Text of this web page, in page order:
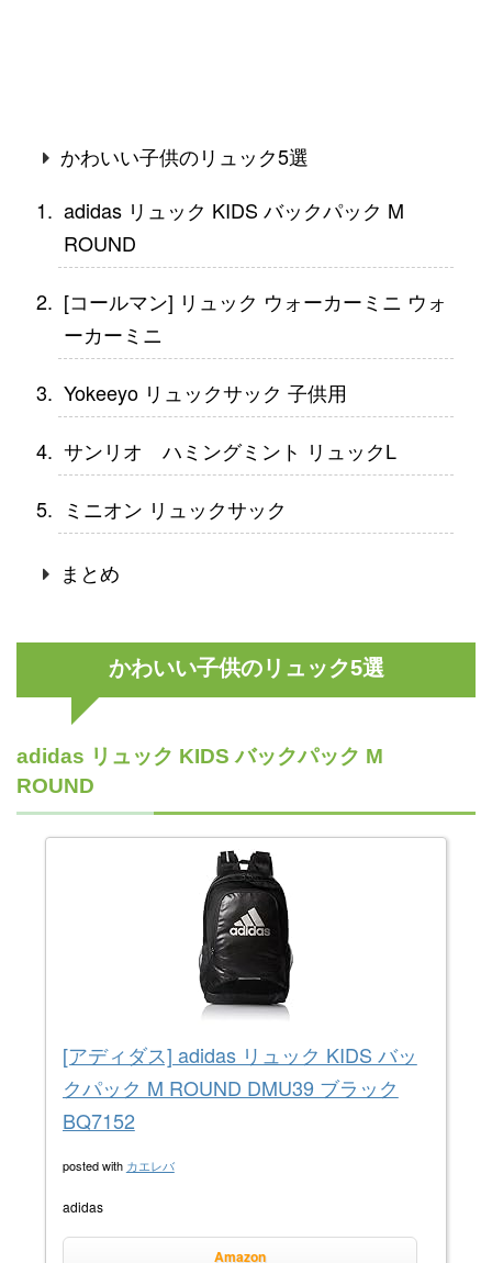
かわいい子供のリュック5選
adidas リュック KIDS バックパック M
ROUND
[コールマン] リュック ウォーカーミニ ウォ
ーカーミニ
Yokeeyo リュックサック 子供用
サンリオ ハミングミント リュックL
ミニオン リュックサック
まとめ
かわいい子供のリュック5選
adidas リュック KIDS バックパック M
ROUND
[アディダス] adidas リュック KIDS バッ
クパック M ROUND DMU39 ブラック
BQ7152
posted with カエレバ
adidas
Amazon